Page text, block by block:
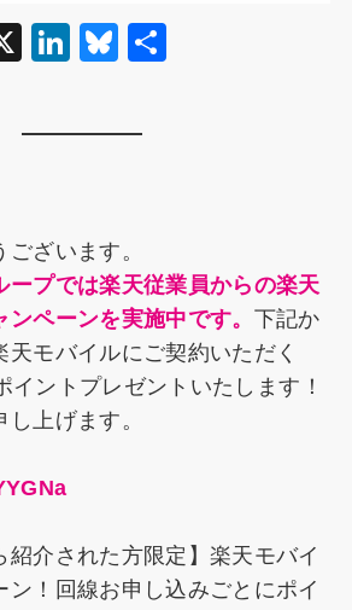
X
Li
n
Bl
y
ざいます。
ープでは楽天従業員からの楽天
ペーンを実施中です。 下記か
天モバイルにご契約いただく
イントプレゼントいたします！
上げます。
紹介された方限定】楽天モバイ
ン！回線お申し込みごとにポイ